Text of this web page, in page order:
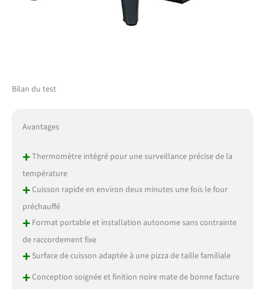
Bilan du test
Avantages
+Thermomètre intégré pour une surveillance précise de la
température
+Cuisson rapide en environ deux minutes une fois le four
préchauffé
+Format portable et installation autonome sans contrainte
de raccordement fixe
+Surface de cuisson adaptée à une pizza de taille familiale
+Conception soignée et finition noire mate de bonne facture